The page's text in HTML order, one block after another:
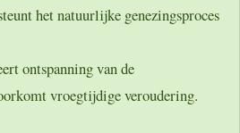
het natuurlijke genezingsproces
ontspanning van de
vroegtijdige veroudering.